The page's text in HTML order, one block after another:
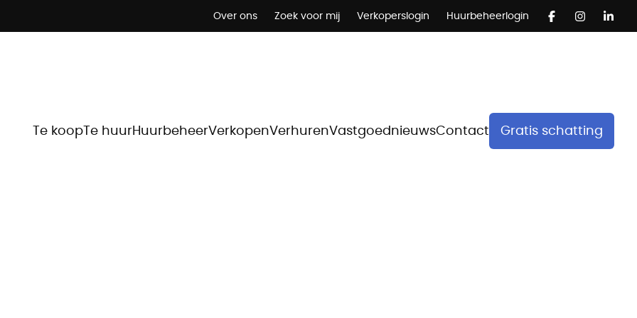
Over ons Zoek voor mij Verkoperslogin Huurbeheerlogin
Te koopTe huurHuurbeheerVerkopenVerhurenVastgoednieuwsContact Gratis schatting